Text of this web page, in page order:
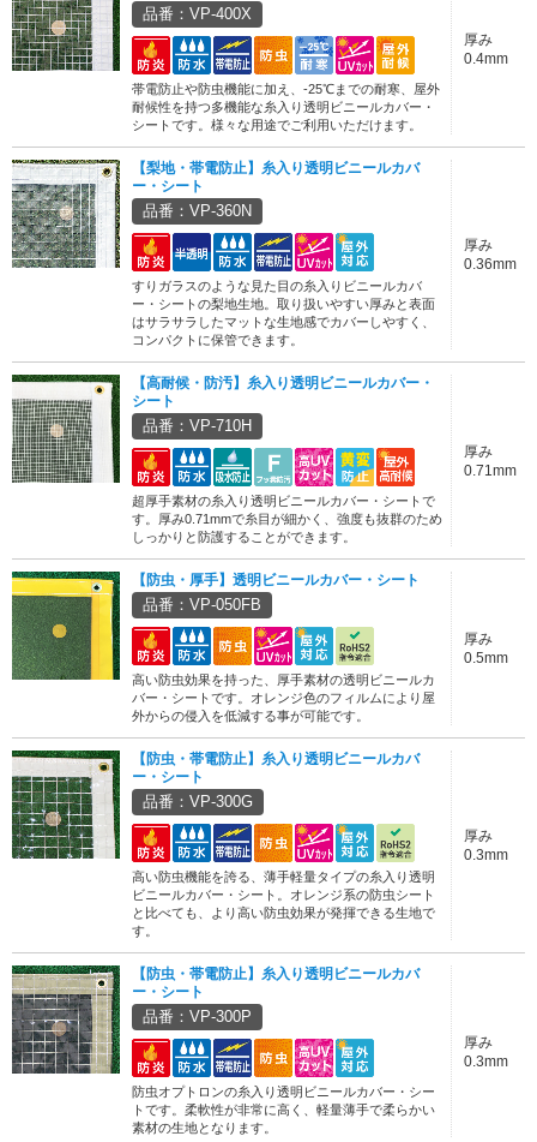
品番：VP-400X
帯電防止や防虫機能に加え、-25℃までの耐寒、屋外
耐候性を持つ多機能な糸入り透明ビニールカバー・
シートです。様々な用途でご利用いただけます。
厚み
0.4mm
【梨地・帯電防止】糸入り透明ビニールカバ
ー・シート
品番：VP-360N
すりガラスのような見た目の糸入りビニールカバ
ー・シートの梨地生地。取り扱いやすい厚みと表面
はサラサラしたマットな生地感でカバーしやすく、
コンパクトに保管できます。
厚み
0.36mm
【高耐候・防汚】糸入り透明ビニールカバー・
シート
品番：VP-710H
超厚手素材の糸入り透明ビニールカバー・シートで
す。厚み0.71mmで糸目が細かく、強度も抜群のため
しっかりと防護することができます。
厚み
0.71mm
【防虫・厚手】透明ビニールカバー・シート
品番：VP-050FB
高い防虫効果を持った、厚手素材の透明ビニールカ
バー・シートです。オレンジ色のフィルムにより屋
外からの侵入を低減する事が可能です。
厚み
0.5mm
【防虫・帯電防止】糸入り透明ビニールカバ
ー・シート
品番：VP-300G
高い防虫機能を誇る、薄手軽量タイプの糸入り透明
ビニールカバー・シート。オレンジ系の防虫シート
と比べても、より高い防虫効果が発揮できる生地で
す。
厚み
0.3mm
【防虫・帯電防止】糸入り透明ビニールカバ
ー・シート
品番：VP-300P
防虫オプトロンの糸入り透明ビニールカバー・シー
トです。柔軟性が非常に高く、軽量薄手で柔らかい
素材の生地となります。
厚み
0.3mm